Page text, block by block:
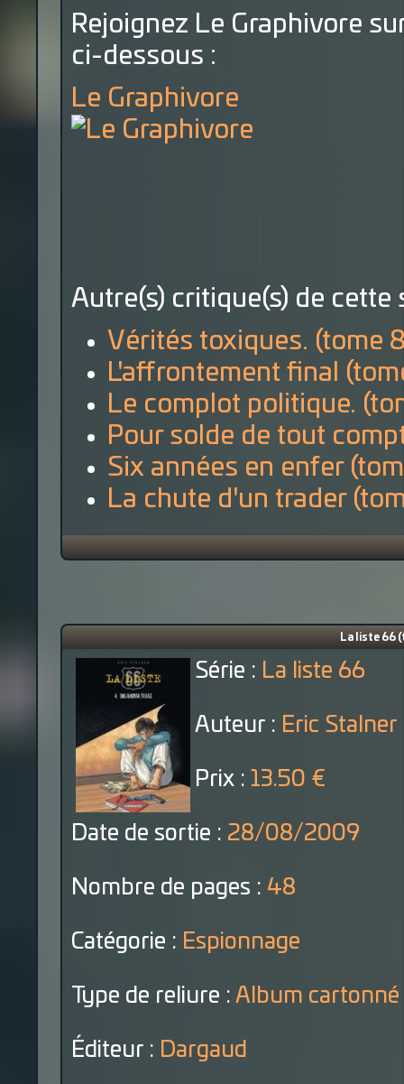
Rejoignez Le Graphivore
ci-dessous :
Le Graphivore
Autre(s) critique(s) de cette
Vérités toxiques. (tome
L'affrontement final
Le complot politique.
Pour solde de tout
Six années en enfer
La chute d'un trader
La liste 66
Série : La liste 66
Auteur : Eric Stalner
Prix : 13.50 €
Date de sortie : 28/08/2009
Nombre de pages : 48
Catégorie : Espionnage
Type de reliure : Album cartonné
Éditeur : Dargaud